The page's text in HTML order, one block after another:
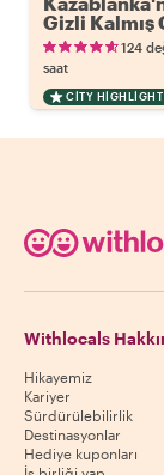
Gizli
124
saat
CITY HIGHLIGHT
Withlocals
Hikayemiz
Kariyer
Sürdürülebilirlik
Destinasyonlar
Hediye kuponları